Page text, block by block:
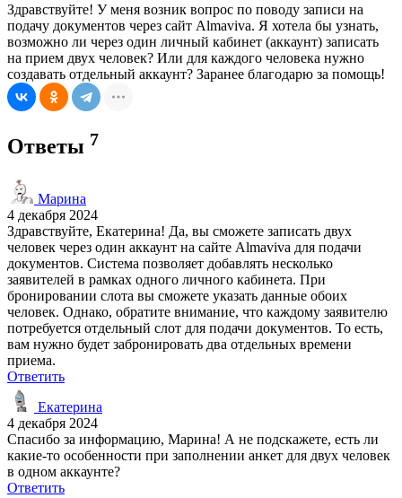
Здравствуйте! У меня возник вопрос по поводу записи на
подачу документов через сайт Almaviva. Я хотела бы узнать,
возможно ли через один личный кабинет (аккаунт) записать
на прием двух человек? Или для каждого человека нужно
создавать отдельный аккаунт? Заранее благодарю за помощь!
Ответы 7
Марина
4 декабря 2024
Здравствуйте, Екатерина! Да, вы сможете записать двух
человек через один аккаунт на сайте Almaviva для подачи
документов. Система позволяет добавлять несколько
заявителей в рамках одного личного кабинета. При
бронировании слота вы сможете указать данные обоих
человек. Однако, обратите внимание, что каждому заявителю
потребуется отдельный слот для подачи документов. То есть,
вам нужно будет забронировать два отдельных времени
приема.
Ответить
Екатерина
4 декабря 2024
Спасибо за информацию, Марина! А не подскажете, есть ли
какие-то особенности при заполнении анкет для двух человек
в одном аккаунте?
Ответить